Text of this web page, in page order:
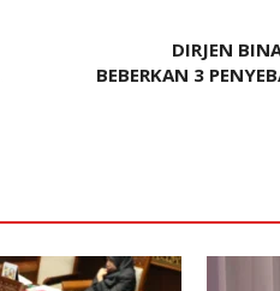
DIRJEN
BEBERKAN 3